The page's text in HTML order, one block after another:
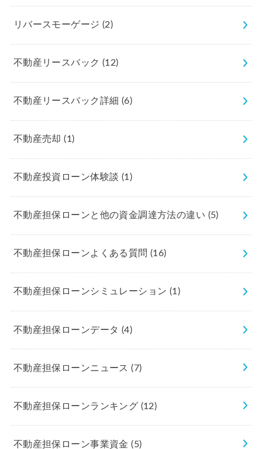
リバースモーゲージ (2)
不動産リースバック (12)
不動産リースバック詳細 (6)
不動産売却(1)
不動産投資ローン体験談 (1)
不動産担保ローンと他の資金調達方法の違い (5)
不動産担保ローンよくある質問(16)
不動産担保ローンシミュレーション (1)
不動産担保ローンデータ (4)
不動産担保ローンニュース(7)
不動産担保ローンランキング (12)
不動産担保ローン事業資金(5)